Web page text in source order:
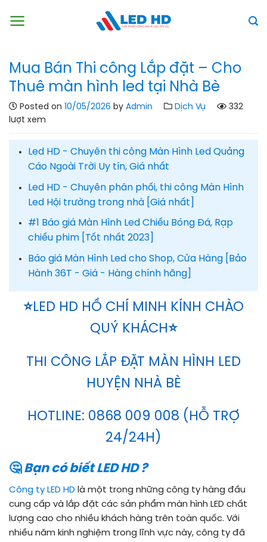
Mua Bán Thi công Lắp đặt – Cho
Thuê màn hình led tại Nhà Bè
Posted on 10/05/2026 by Admin Dịch Vụ
332
lượt xem
Led HD - Chuyên thi công Màn Hình Led Quảng
Cáo Ngoài Trời Uy tín, Giá nhất
Led HD - Chuyên phân phối, thi công Màn Hình
Led Hội trường trong nhà [Giá nhất]
#1 Báo giá Màn Hình Led Chiếu Bóng Đá, Rạp
chiếu phim [Tốt nhất 2023]
Báo giá Màn Hình Led cho Shop, Cửa Hàng [Bảo
Hành 36T - Giá - Hàng chính hãng]
⭐LED HD HỒ CHÍ MINH KÍNH CHÀO
QUÝ KHÁCH⭐
THI CÔNG LẮP ĐẶT MÀN HÌNH LED
HUYỆN NHÀ BÈ
HOTLINE: 0868 009 008 (HỖ TRỢ
24/24H)
🤔Bạn có biết LED HD ?
Công ty LED HD là một trong những công ty hàng đầu
cung cấp và lắp đặt các sản phẩm màn hình LED chất
lượng cao cho nhiều khách hàng trên toàn quốc. Với
nhiều năm kinh nghiệm trong lĩnh vực này, công ty đã